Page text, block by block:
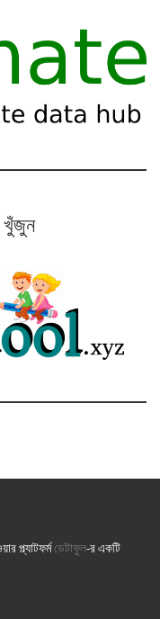
খুঁজুন
প্ল্যাটফর্মডেটাফুল-র একটি